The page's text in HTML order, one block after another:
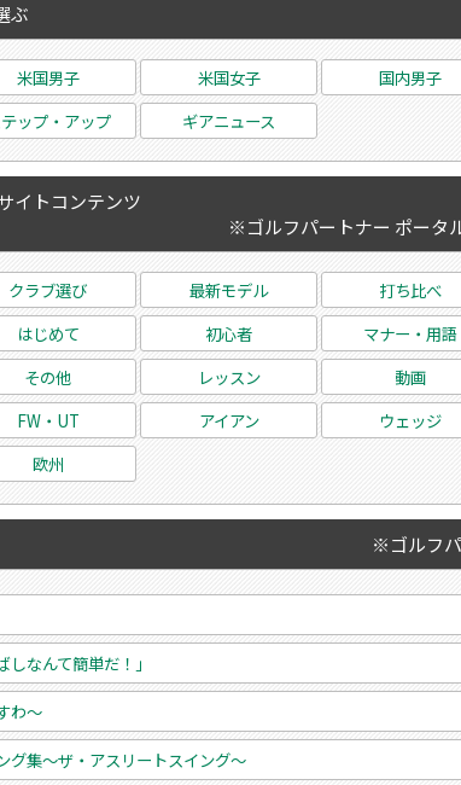
ぶ
米国男子 米国女子 国内男子
ップ・アップ ギアニュース
イトコンテンツ
※ゴルフパートナー ポータ
クラブ選び 最新モデル 打ち比べ
はじめて 初心者 マナー・用語
その他 レッスン 動画
FW・UT アイアン ウェッジ
欧州
※ゴルフ
なんて簡単だ！」
わ～
グ集～ザ・アスリートスイング～